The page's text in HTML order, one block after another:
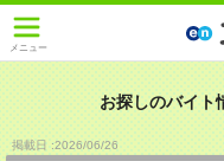
メニュー
お探しのバイト
掲載日 :2026/06/26